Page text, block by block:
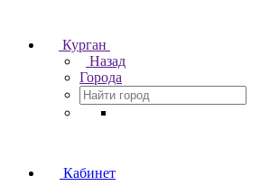
Курган
Назад
Города
Кабинет